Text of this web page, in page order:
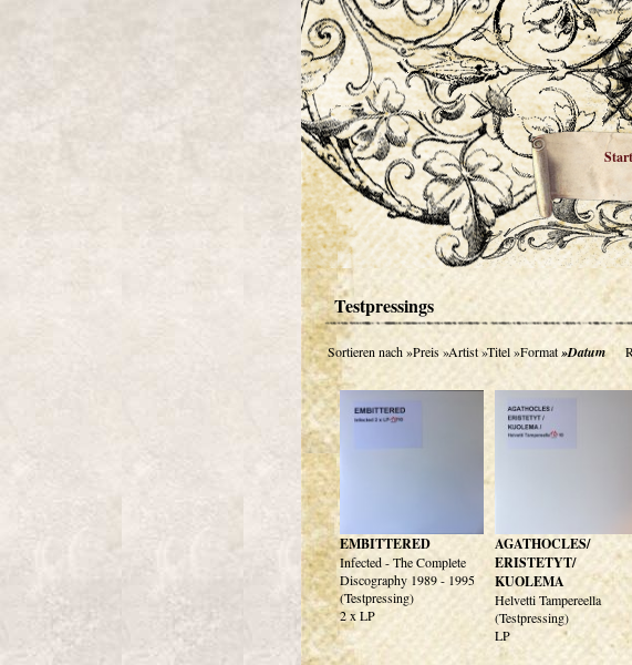
Start
Testpressings
Sortieren nach»Preis»Artist»Titel»Format»Datum
EMBITTERED
Infected - The Complete
Discography 1989 - 1995
(Testpressing)
2 x LP
AGATHOCLES/
ERISTETYT/
KUOLEMA
Helvetti Tampereella
(Testpressing)
LP